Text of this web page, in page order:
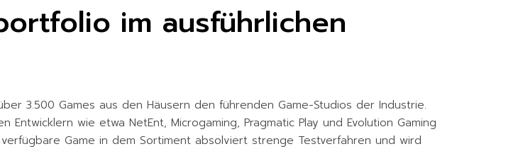
im ausführlichen
3.500 Games aus den Häusern den führenden Game-Studios der Industrie.
wie etwa NetEnt, Microgaming, Pragmatic Play und Evolution Gaming
Game in dem Sortiment absolviert strenge Testverfahren und wird